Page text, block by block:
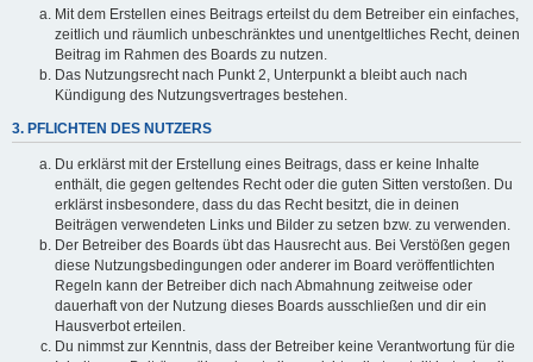
Mit dem Erstellen eines Beitrags erteilst du dem Betreiber ein einfaches,
zeitlich und räumlich unbeschränktes und unentgeltliches Recht, deinen
Beitrag im Rahmen des Boards zu nutzen.
Das Nutzungsrecht nach Punkt 2, Unterpunkt a bleibt auch nach
Kündigung des Nutzungsvertrages bestehen.
3. PFLICHTEN DES NUTZERS
Du erklärst mit der Erstellung eines Beitrags, dass er keine Inhalte
enthält, die gegen geltendes Recht oder die guten Sitten verstoßen. Du
erklärst insbesondere, dass du das Recht besitzt, die in deinen
Beiträgen verwendeten Links und Bilder zu setzen bzw. zu verwenden.
Der Betreiber des Boards übt das Hausrecht aus. Bei Verstößen gegen
diese Nutzungsbedingungen oder anderer im Board veröffentlichten
Regeln kann der Betreiber dich nach Abmahnung zeitweise oder
dauerhaft von der Nutzung dieses Boards ausschließen und dir ein
Hausverbot erteilen.
Du nimmst zur Kenntnis, dass der Betreiber keine Verantwortung für die